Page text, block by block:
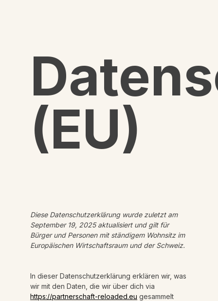
(EU)
Diese Datenschutzerklärung wurde zuletzt am
September 19, 2025 aktualisiert und gilt für
Bürger und Personen mit ständigem Wohnsitz im
Europäischen Wirtschaftsraum und der Schweiz.
In dieser Datenschutzerklärung erklären wir, was
wir mit den Daten, die wir über dich via
https://partnerschaft-reloaded.eu gesammelt